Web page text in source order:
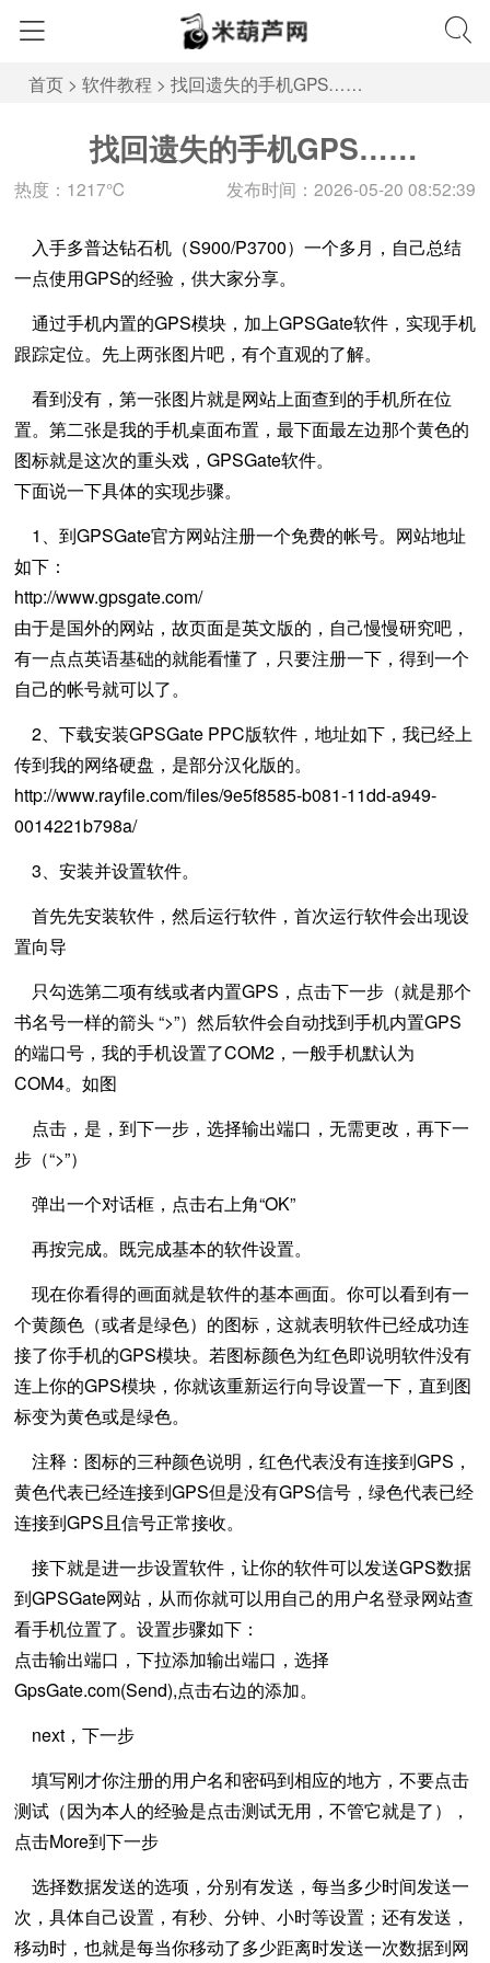
首页 > 软件教程 > 找回遗失的手机GPS……
找回遗失的手机GPS……
热度：1217℃ 发布时间：2026-05-20 08:52:39
入手多普达钻石机（S900/P3700）一个多月，自己总结
一点使用GPS的经验，供大家分享。
通过手机内置的GPS模块，加上GPSGate软件，实现手机
跟踪定位。先上两张图片吧，有个直观的了解。
看到没有，第一张图片就是网站上面查到的手机所在位
置。第二张是我的手机桌面布置，最下面最左边那个黄色的
图标就是这次的重头戏，GPSGate软件。
下面说一下具体的实现步骤。
1、到GPSGate官方网站注册一个免费的帐号。网站地址
如下：
http://www.gpsgate.com/
由于是国外的网站，故页面是英文版的，自己慢慢研究吧，
有一点点英语基础的就能看懂了，只要注册一下，得到一个
自己的帐号就可以了。
2、下载安装GPSGate PPC版软件，地址如下，我已经上
传到我的网络硬盘，是部分汉化版的。
http://www.rayfile.com/files/9e5f8585-b081-11dd-a949-
0014221b798a/
3、安装并设置软件。
首先先安装软件，然后运行软件，首次运行软件会出现设
置向导
只勾选第二项有线或者内置GPS，点击下一步（就是那个
书名号一样的箭头 “>”）然后软件会自动找到手机内置GPS
的端口号，我的手机设置了COM2，一般手机默认为
COM4。如图
点击，是，到下一步，选择输出端口，无需更改，再下一
步（“>”）
弹出一个对话框，点击右上角“OK”
再按完成。既完成基本的软件设置。
现在你看得的画面就是软件的基本画面。你可以看到有一
个黄颜色（或者是绿色）的图标，这就表明软件已经成功连
接了你手机的GPS模块。若图标颜色为红色即说明软件没有
连上你的GPS模块，你就该重新运行向导设置一下，直到图
标变为黄色或是绿色。
注释：图标的三种颜色说明，红色代表没有连接到GPS，
黄色代表已经连接到GPS但是没有GPS信号，绿色代表已经
连接到GPS且信号正常接收。
接下就是进一步设置软件，让你的软件可以发送GPS数据
到GPSGate网站，从而你就可以用自己的用户名登录网站查
看手机位置了。设置步骤如下：
点击输出端口，下拉添加输出端口，选择
GpsGate.com(Send),点击右边的添加。
next，下一步
填写刚才你注册的用户名和密码到相应的地方，不要点击
测试（因为本人的经验是点击测试无用，不管它就是了），
点击More到下一步
选择数据发送的选项，分别有发送，每当多少时间发送一
次，具体自己设置，有秒、分钟、小时等设置；还有发送，
移动时，也就是每当你移动了多少距离时发送一次数据到网